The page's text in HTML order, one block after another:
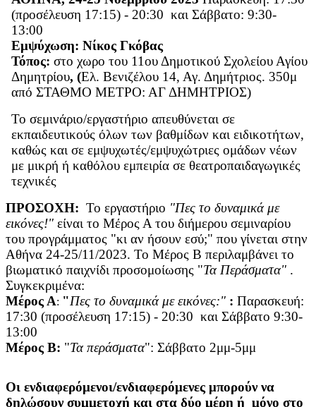
(προσέλευση 17:15) - 20:30 και Σάββατο: 9:30-
13:00
Εμψύχωση: Νίκος Γκόβας
Τόπος: στο χωρο του 11ου Δημοτικού Σχολείου Αγίου
Δημητρίου, (Ελ. Βενιζέλου 14, Αγ. Δημήτριος. 350μ
από ΣΤΑΘΜΟ ΜΕΤΡΟ: ΑΓ ΔΗΜΗΤΡΙΟΣ)
Το σεμινάριο/εργαστήριο απευθύνεται σε
εκπαιδευτικούς όλων των βαθμίδων και ειδικοτήτων,
καθώς και σε εμψυχωτές/εμψυχώτριες ομάδων νέων
με μικρή ή καθόλου εμπειρία σε θεατροπαιδαγωγικές
τεχνικές
ΠΡΟΣΟΧΗ: Το εργαστήριο "Πες το δυναμικά με
εικόνες!" είναι το Μέρος Α του διήμερου σεμιναρίου
του προγράμματος "κι αν ήσουν εσύ;" που γίνεται στην
Αθήνα 24-25/11/2023. Το Μέρος Β περιλαμβάνει το
βιωματικό παιχνίδι προσομοίωσης "Τα Περάσματα" .
Συγκεκριμένα:
Μέρος Α: "Πες το δυναμικά με εικόνες:" : Παρασκευή:
17:30 (προσέλευση 17:15) - 20:30 και Σάββατο 9:30-
13:00
Μέρος Β: "Τα περάσματα": Σάββατο 2μμ-5μμ
Οι ενδιαφερόμενοι/ενδιαφερόμενες μπορούν να
δηλώσουν συμμετοχή και στα δύο μέρη ή μόνο στο